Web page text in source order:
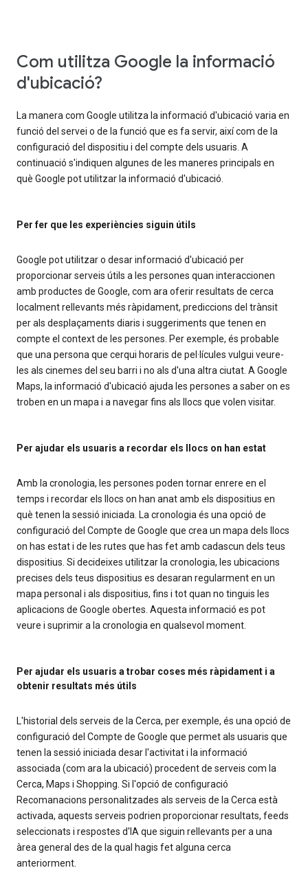
Com utilitza Google la informació
d'ubicació?
La manera com Google utilitza la informació d'ubicació varia en
funció del servei o de la funció que es fa servir, així com de la
configuració del dispositiu i del compte dels usuaris. A
continuació s'indiquen algunes de les maneres principals en
què Google pot utilitzar la informació d'ubicació.
Per fer que les experiències siguin útils
Google pot utilitzar o desar informació d'ubicació per
proporcionar serveis útils a les persones quan interaccionen
amb productes de Google, com ara oferir resultats de cerca
localment rellevants més ràpidament, prediccions del trànsit
per als desplaçaments diaris i suggeriments que tenen en
compte el context de les persones. Per exemple, és probable
que una persona que cerqui horaris de pel·lícules vulgui veure-
les als cinemes del seu barri i no als d'una altra ciutat. A Google
Maps, la informació d'ubicació ajuda les persones a saber on es
troben en un mapa i a navegar fins als llocs que volen visitar.
Per ajudar els usuaris a recordar els llocs on han estat
Amb la cronologia, les persones poden tornar enrere en el
temps i recordar els llocs on han anat amb els dispositius en
què tenen la sessió iniciada. La cronologia és una opció de
configuració del Compte de Google que crea un mapa dels llocs
on has estat i de les rutes que has fet amb cadascun dels teus
dispositius. Si decideixes utilitzar la cronologia, les ubicacions
precises dels teus dispositius es desaran regularment en un
mapa personal i als dispositius, fins i tot quan no tinguis les
aplicacions de Google obertes. Aquesta informació es pot
veure i suprimir a la cronologia en qualsevol moment.
Per ajudar els usuaris a trobar coses més ràpidament i a
obtenir resultats més útils
L'historial dels serveis de la Cerca, per exemple, és una opció de
configuració del Compte de Google que permet als usuaris que
tenen la sessió iniciada desar l'activitat i la informació
associada (com ara la ubicació) procedent de serveis com la
Cerca, Maps i Shopping. Si l'opció de configuració
Recomanacions personalitzades als serveis de la Cerca està
activada, aquests serveis podrien proporcionar resultats, feeds
seleccionats i respostes d'IA que siguin rellevants per a una
àrea general des de la qual hagis fet alguna cerca
anteriorment.